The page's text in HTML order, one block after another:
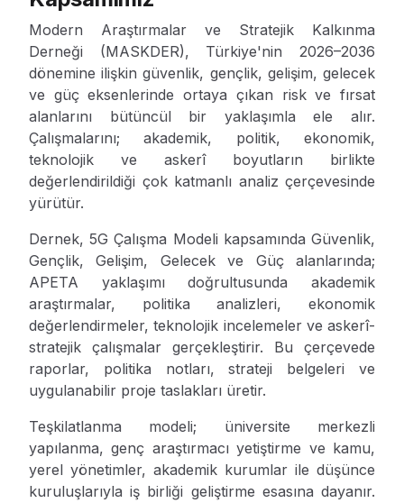
Modern Araştırmalar ve Stratejik Kalkınma
Derneği (MASKDER), Türkiye'nin 2026–2036
dönemine ilişkin güvenlik, gençlik, gelişim, gelecek
ve güç eksenlerinde ortaya çıkan risk ve fırsat
alanlarını bütüncül bir yaklaşımla ele alır.
Çalışmalarını; akademik, politik, ekonomik,
teknolojik ve askerî boyutların birlikte
değerlendirildiği çok katmanlı analiz çerçevesinde
yürütür.
Dernek, 5G Çalışma Modeli kapsamında Güvenlik,
Gençlik, Gelişim, Gelecek ve Güç alanlarında;
APETA yaklaşımı doğrultusunda akademik
araştırmalar, politika analizleri, ekonomik
değerlendirmeler, teknolojik incelemeler ve askerî-
stratejik çalışmalar gerçekleştirir. Bu çerçevede
raporlar, politika notları, strateji belgeleri ve
uygulanabilir proje taslakları üretir.
Teşkilatlanma modeli; üniversite merkezli
yapılanma, genç araştırmacı yetiştirme ve kamu,
yerel yönetimler, akademik kurumlar ile düşünce
kuruluşlarıyla iş birliği geliştirme esasına dayanır.